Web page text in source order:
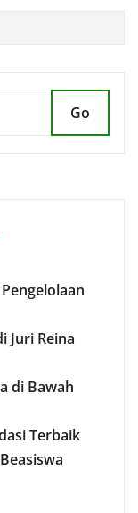
Go
Juri Reina
di Bawah
Terbaik